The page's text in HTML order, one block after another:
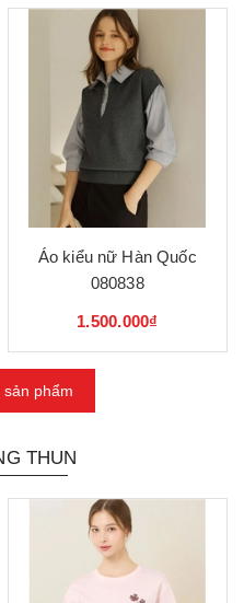
Áo kiểu nữ Hàn Quốc
080838
1.500.000₫
sản phẩm
THUN